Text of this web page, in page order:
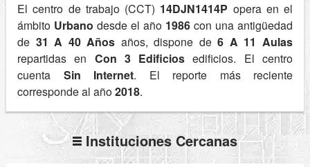
El centro de trabajo (CCT) 14DJN1414P opera en el
ámbito Urbano desde el año 1986 con una antigüedad
de 31 A 40 Años años, dispone de6 A 11 Aulas
repartidas en Con 3 Edificios edificios. El centro
cuenta Sin Internet. El reporte más reciente
corresponde al año2018.
Instituciones Cercanas